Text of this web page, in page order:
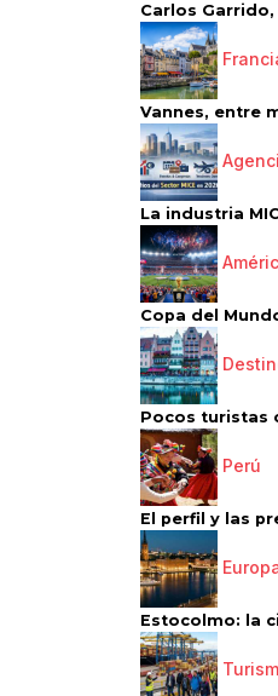
Carlos
Vannes, entre
La industria
Copa del
Pocos turistas
Perú
El perfil y las
Estocolmo: la